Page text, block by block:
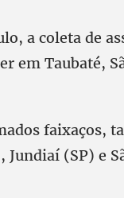
a coleta de
em Taubaté,
faixaços,
Jundiaí (SP) e